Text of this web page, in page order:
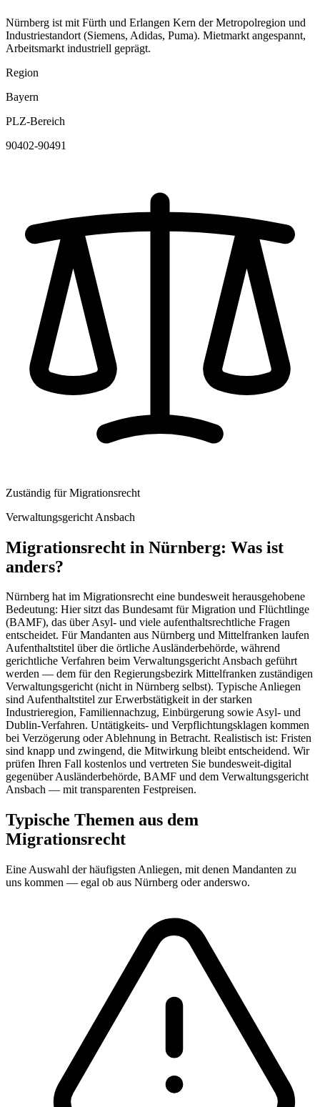
Nürnberg ist mit Fürth und Erlangen Kern der Metropolregion und
Industriestandort (Siemens, Adidas, Puma). Mietmarkt angespannt,
Arbeitsmarkt industriell geprägt.
Region
Bayern
PLZ-Bereich
90402-90491
Zuständig fürMigrationsrecht
Verwaltungsgericht Ansbach
Migrationsrecht in Nürnberg: Was ist
anders?
Nürnberg hat im Migrationsrecht eine bundesweit herausgehobene
Bedeutung: Hier sitzt das Bundesamt für Migration und Flüchtlinge
(BAMF), das über Asyl- und viele aufenthaltsrechtliche Fragen
entscheidet. Für Mandanten aus Nürnberg und Mittelfranken laufen
Aufenthaltstitel über die örtliche Ausländerbehörde, während
gerichtliche Verfahren beim Verwaltungsgericht Ansbach geführt
werden — dem für den Regierungsbezirk Mittelfranken zuständigen
Verwaltungsgericht (nicht in Nürnberg selbst). Typische Anliegen
sind Aufenthaltstitel zur Erwerbstätigkeit in der starken
Industrieregion, Familiennachzug, Einbürgerung sowie Asyl- und
Dublin-Verfahren. Untätigkeits- und Verpflichtungsklagen kommen
bei Verzögerung oder Ablehnung in Betracht. Realistisch ist: Fristen
sind knapp und zwingend, die Mitwirkung bleibt entscheidend. Wir
prüfen Ihren Fall kostenlos und vertreten Sie bundesweit-digital
gegenüber Ausländerbehörde, BAMF und dem Verwaltungsgericht
Ansbach — mit transparenten Festpreisen.
Typische Themen aus dem
Migrationsrecht
Eine Auswahl der häufigsten Anliegen, mit denen Mandanten zu
uns kommen — egal ob aus Nürnberg oder anderswo.